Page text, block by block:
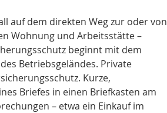
auf dem direkten Weg zur oder von
Wohnung und Arbeitsstätte –
beginnt mit dem
Betriebsgeländes. Private
Kurze,
Briefes in einen Briefkasten am
– etwa ein Einkauf im